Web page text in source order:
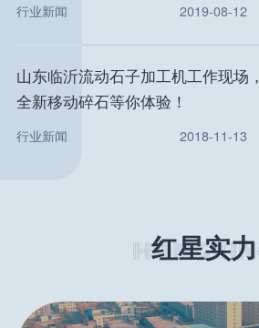
行业新闻 2019-08-12
山东临沂流动石子加工机工作现场，
全新移动碎石等你体验！
行业新闻 2018-11-13
红星实力